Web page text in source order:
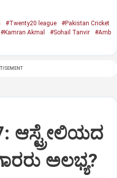
#Twenty20 league
#Pakistan Cricket
#Kamran Akmal #Sohail Tanvir
#Amb
ಆಸ್ಟ್ರೇಲಿಯದ
ಅಲಭ್ಯ?